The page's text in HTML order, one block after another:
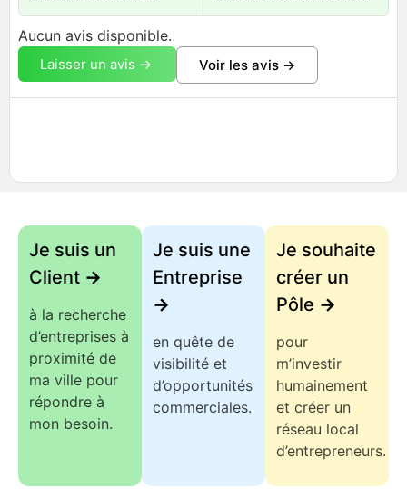
Aucun avis disponible.
Laisser un avis -> Voir les avis ->
Je suis un
Client ->
à la recherche
d’entreprises à
proximité de
ma ville pour
répondre à
mon besoin.
Je suis une
Entreprise
->
en quête de
visibilité et
d’opportunités
commerciales.
Je souhaite
créer un
Pôle ->
pour
m’investir
humainement
et créer un
réseau local
d’entrepreneurs.